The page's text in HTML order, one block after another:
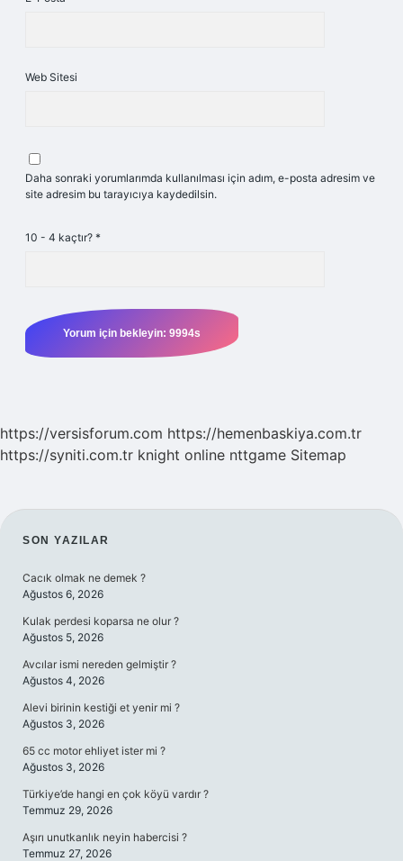
Web Sitesi
Daha sonraki yorumlarımda kullanılması için adım, e-posta adresim ve
site adresim bu tarayıcıya kaydedilsin.
10 - 4 kaçtır? *
https://versisforum.com https://hemenbaskiya.com.tr
https://syniti.com.tr knight online nttgame Sitemap
SIDEBAR
SON YAZILAR
Cacık olmak ne demek ?
Ağustos 6, 2026
Kulak perdesi koparsa ne olur ?
Ağustos 5, 2026
Avcılar ismi nereden gelmiştir ?
Ağustos 4, 2026
Alevi birinin kestiği et yenir mi ?
Ağustos 3, 2026
65 cc motor ehliyet ister mi ?
Ağustos 3, 2026
Türkiye’de hangi en çok köyü vardır ?
Temmuz 29, 2026
Aşırı unutkanlık neyin habercisi ?
Temmuz 27, 2026